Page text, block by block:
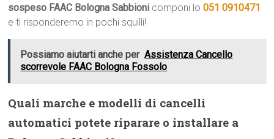
sospeso FAAC Bologna Sabbioni componi lo051 0910471
e ti risponderemo in pochi squilli!
Possiamo aiutarti anche per Assistenza Cancello
scorrevole FAAC Bologna Fossolo
Quali marche e modelli di cancelli
automatici potete riparare o installare a